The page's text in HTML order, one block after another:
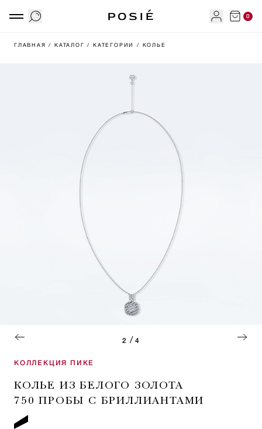
0
ГЛАВНАЯ/ КАТАЛОГ/ КАТЕГОРИИ/ КОЛЬЕ
2 / 4
КОЛЛЕКЦИЯ ПИКЕ
КОЛЬЕ ИЗ БЕЛОГО ЗОЛОТА
750 ПРОБЫ С БРИЛЛИАНТАМИ